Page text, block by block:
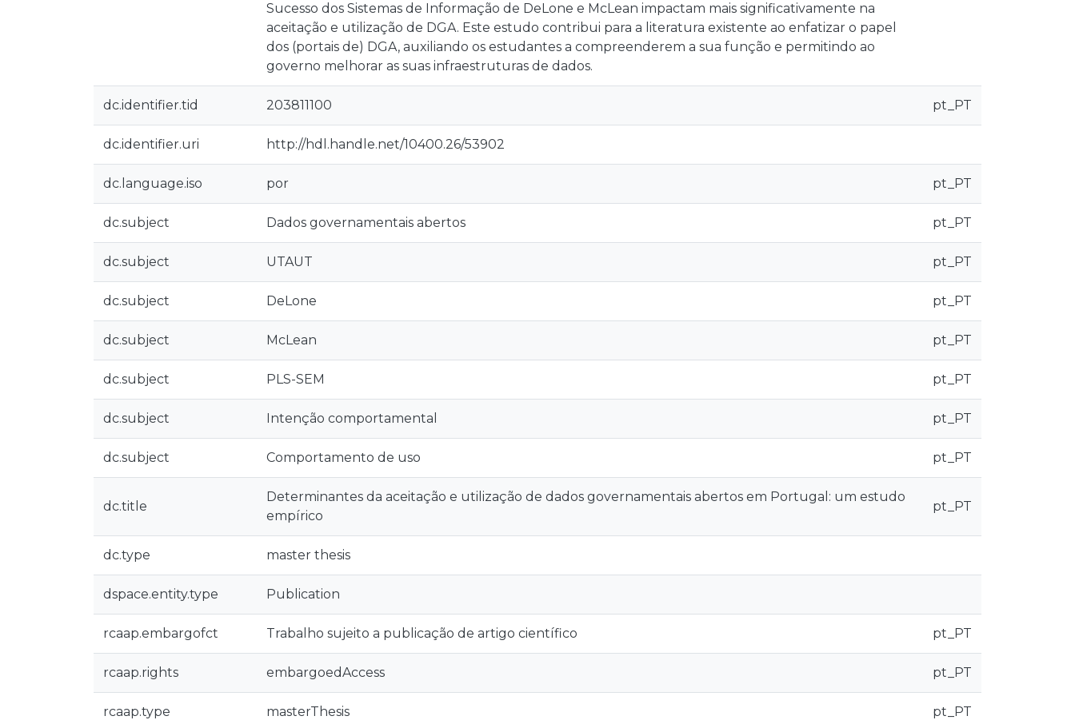
Sucesso dos Sistemas de Informação de DeLone e McLean impactam mais significativamente na
aceitação e utilização de DGA. Este estudo contribui para a literatura existente ao enfatizar o papel
dos (portais de) DGA, auxiliando os estudantes a compreenderem a sua função e permitindo ao
governo melhorar as suas infraestruturas de dados.
dc.identifier.tid 203811100 pt_PT
dc.identifier.uri http://hdl.handle.net/10400.26/53902
dc.language.iso por pt_PT
dc.subject Dados governamentais abertos pt_PT
dc.subject UTAUT pt_PT
dc.subject DeLone pt_PT
dc.subject McLean pt_PT
dc.subject PLS-SEM pt_PT
dc.subject Intenção comportamental pt_PT
dc.subject Comportamento de uso pt_PT
dc.title
Determinantes da aceitação e utilização de dados governamentais abertos em Portugal: um estudo
empírico
pt_PT
dc.type master thesis
dspace.entity.type Publication
rcaap.embargofct Trabalho sujeito a publicação de artigo científico pt_PT
rcaap.rights embargoedAccess pt_PT
rcaap.type masterThesis pt_PT